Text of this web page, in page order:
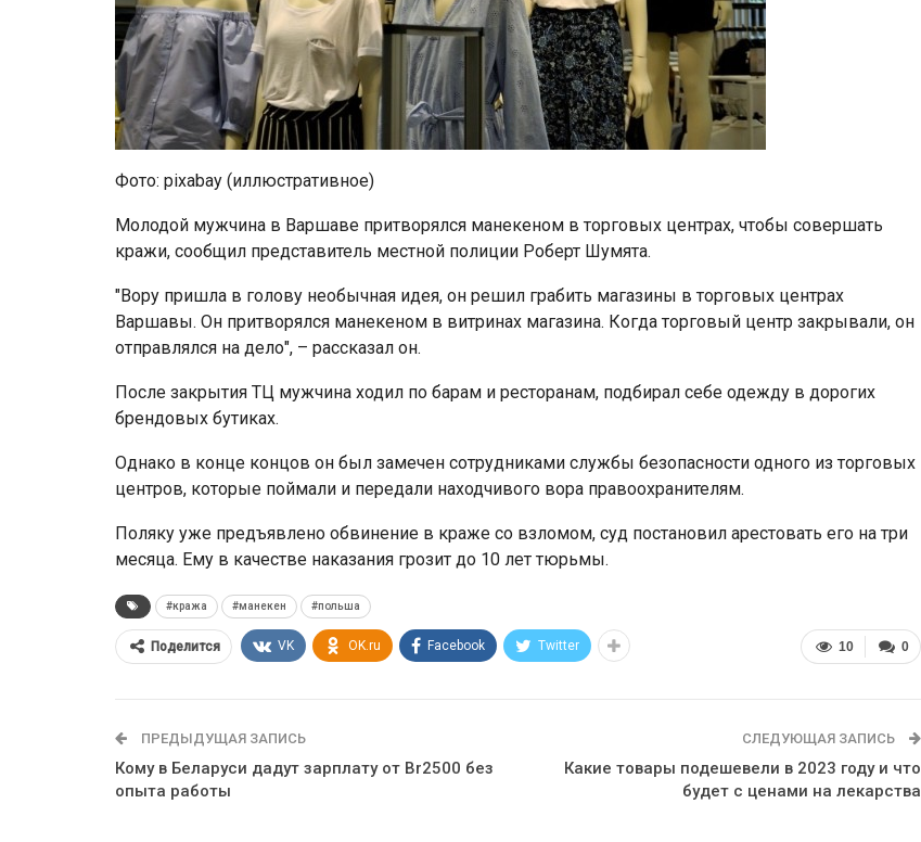
Фото: pixabay (иллюстративное)
Молодой мужчина в Варшаве притворялся манекеном в торговых центрах, чтобы совершать
кражи, сообщил представитель местной полиции Роберт Шумята.
"Вору пришла в голову необычная идея, он решил грабить магазины в торговых центрах
Варшавы. Он притворялся манекеном в витринах магазина. Когда торговый центр закрывали, он
отправлялся на дело", – рассказал он.
После закрытия ТЦ мужчина ходил по барам и ресторанам, подбирал себе одежду в дорогих
брендовых бутиках.
Однако в конце концов он был замечен сотрудниками службы безопасности одного из торговых
центров, которые поймали и передали находчивого вора правоохранителям.
Поляку уже предъявлено обвинение в краже со взломом, суд постановил арестовать его на три
месяца. Ему в качестве наказания грозит до 10 лет тюрьмы.
#кража #манекен #польша
0
10
Поделится VK OK.ru Facebook Twitter
ПРЕДЫДУЩАЯ ЗАПИСЬ
Кому в Беларуси дадут зарплату от Br2500 без
опыта работы
СЛЕДУЮЩАЯ ЗАПИСЬ
Какие товары подешевели в 2023 году и что
будет с ценами на лекарства